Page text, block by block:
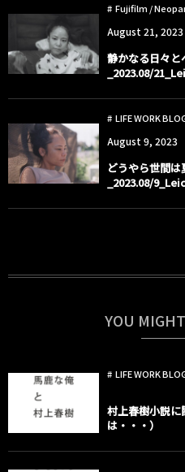
Fujifilm /
August 21, 2023
静かなる日々と
_2023.08/
LIFE WORK
August 9, 2023
どうやら世間は
_2023.08/
YOU
LIFE WORK
村上春樹小説に
は・・・）